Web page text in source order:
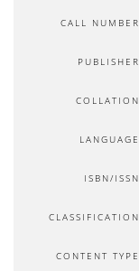
CALL NUMBER
PUBLISHER
COLLATION
LANGUAGE
ISBN/ISSN
CLASSIFICATION
CONTENT TYPE